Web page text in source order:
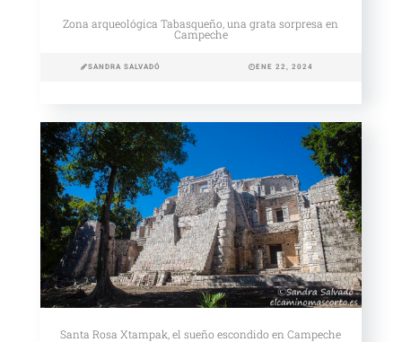
Zona arqueológica Tabasqueño, una grata sorpresa en
Campeche
SANDRA SALVADÓ ENE 22, 2024
Santa Rosa Xtampak, el sueño escondido en Campeche